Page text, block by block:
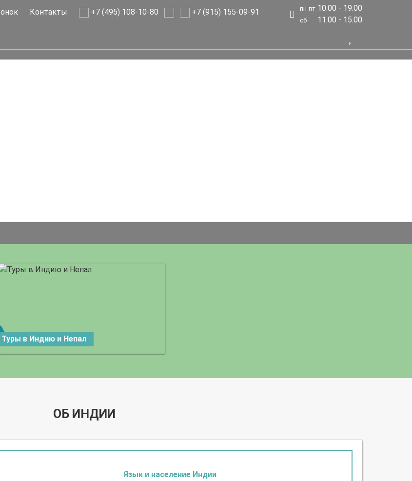
Контакты +7 (495) 108-10-80 +7 (915) 155-09-91 пн-пт 10.00 - 19.00
сб
11.00 - 15.00
Туры в Индию и Непал
ОБ ИНДИИ
Язык и население Индии